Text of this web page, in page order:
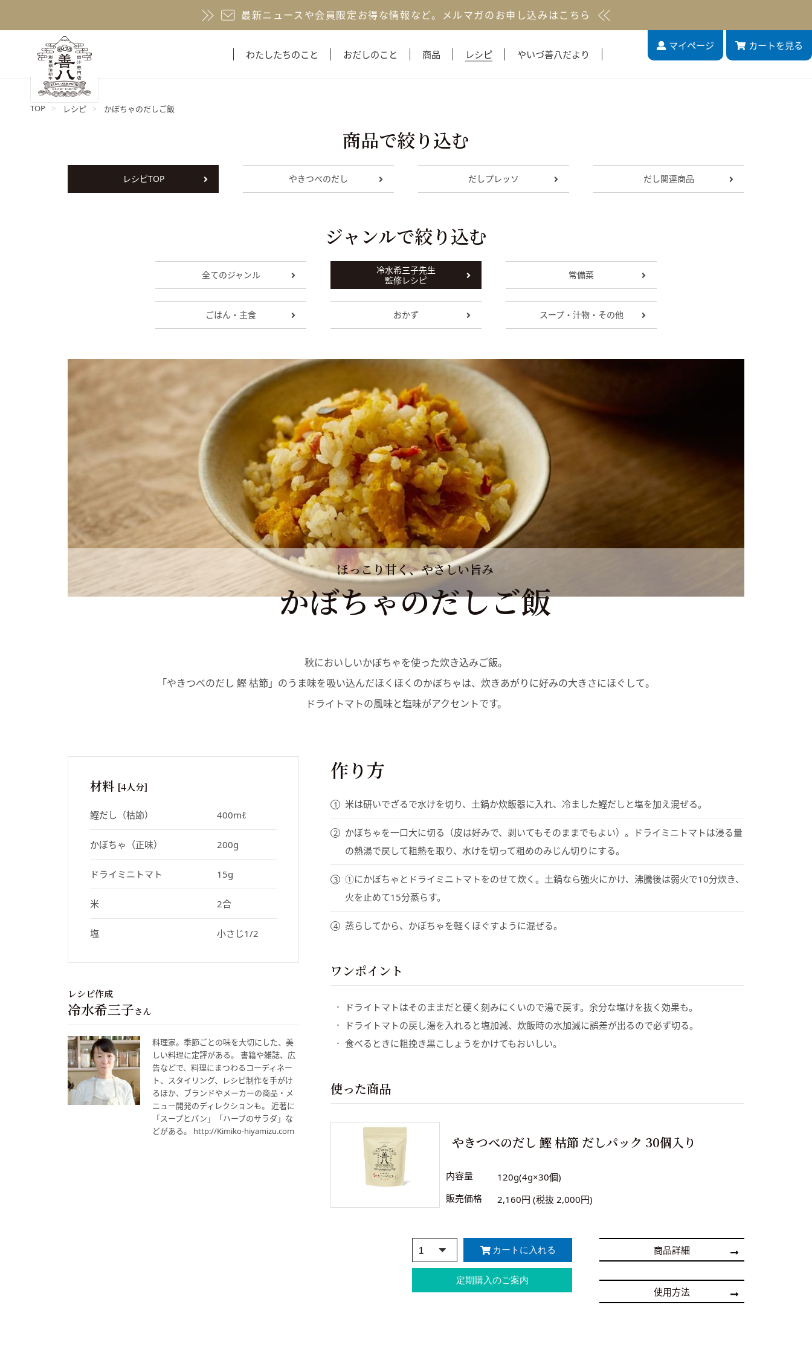
最新ニュースや会員限定お得な情報など。 メルマガのお申し込みはこちら
わたしたちのこと おだしのこと 商品 レシピ やいづ善八だより
マイページ カートを見る
TOP レシピ かぼちゃのだしご飯
商品で絞り込む
レシピTOP やきつべのだし だしプレッソ だし関連商品
ジャンルで絞り込む
全てのジャンル
冷水希三子先生
監修レシピ
常備菜
ごはん・主食 おかず スープ・汁物・その他
ほっこり甘く、やさしい旨み
かぼちゃのだしご飯
秋においしいかぼちゃを使った炊き込みご飯。
「やきつべのだし 鰹 枯節」のうま味を吸い込んだほくほくのかぼちゃは、炊きあがりに好みの大きさにほぐして。
ドライトマトの風味と塩味がアクセントです。
材料 [4人分]
鰹だし（枯節） 400mℓ
かぼちゃ（正味） 200g
ドライミニトマト 15g
米 2合
塩 小さじ1/2
レシピ作成
冷水希三子さん
料理家。季節ごとの味を大切にした、美
しい料理に定評がある。 書籍や雑誌、広
告などで、料理にまつわるコーディネー
ト、スタイリング、レシピ制作を手がけ
るほか、ブランドやメーカーの商品・メ
ニュー開発のディレクションも。 近著に
「スープとパン」「ハーブのサラダ」な
どがある。 http://Kimiko-hiyamizu.com
作り方
米は研いでざるで水けを切り、土鍋か炊飯器に入れ、冷ました鰹だしと塩を加え混ぜる。
かぼちゃを一口大に切る（皮は好みで、剥いてもそのままでもよい）。ドライミニトマトは浸る量
の熱湯で戻して粗熱を取り、水けを切って粗めのみじん切りにする。
①にかぼちゃとドライミニトマトをのせて炊く。土鍋なら強火にかけ、沸騰後は弱火で10分炊き、
火を止めて15分蒸らす。
蒸らしてから、かぼちゃを軽くほぐすように混ぜる。
ワンポイント
ドライトマトはそのままだと硬く刻みにくいので湯で戻す。余分な塩けを抜く効果も。
ドライトマトの戻し湯を入れると塩加減、炊飯時の水加減に誤差が出るので必ず切る。
食べるときに粗挽き黒こしょうをかけてもおいしい。
使った商品
やきつべのだし 鰹 枯節 だしパック 30個入り
内容量
120g(4g×30個)
販売価格
2,160円 (税抜 2,000円)
商品詳細
使用方法